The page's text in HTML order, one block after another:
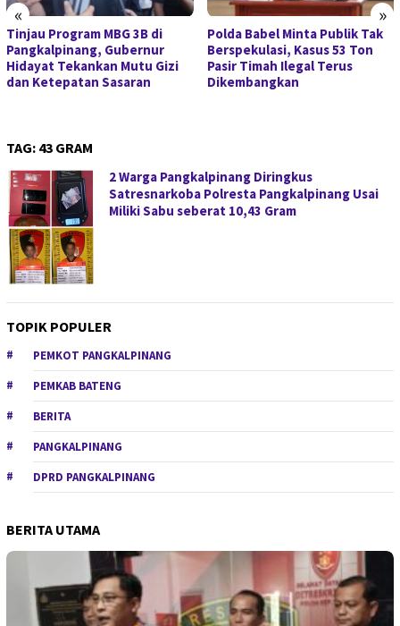
« »
Tinjau Program MBG 3B di
Pangkalpinang, Gubernur
Hidayat Tekankan Mutu Gizi
dan Ketepatan Sasaran
Polda Babel Minta Publik Tak
Berspekulasi, Kasus 53 Ton
Pasir Timah Ilegal Terus
Dikembangkan
TAG: 43 GRAM
2 Warga Pangkalpinang Diringkus
Satresnarkoba Polresta Pangkalpinang Usai
Miliki Sabu seberat 10,43 Gram
TOPIK POPULER
PEMKOT PANGKALPINANG
PEMKAB BATENG
BERITA
PANGKALPINANG
DPRD PANGKALPINANG
BERITA UTAMA